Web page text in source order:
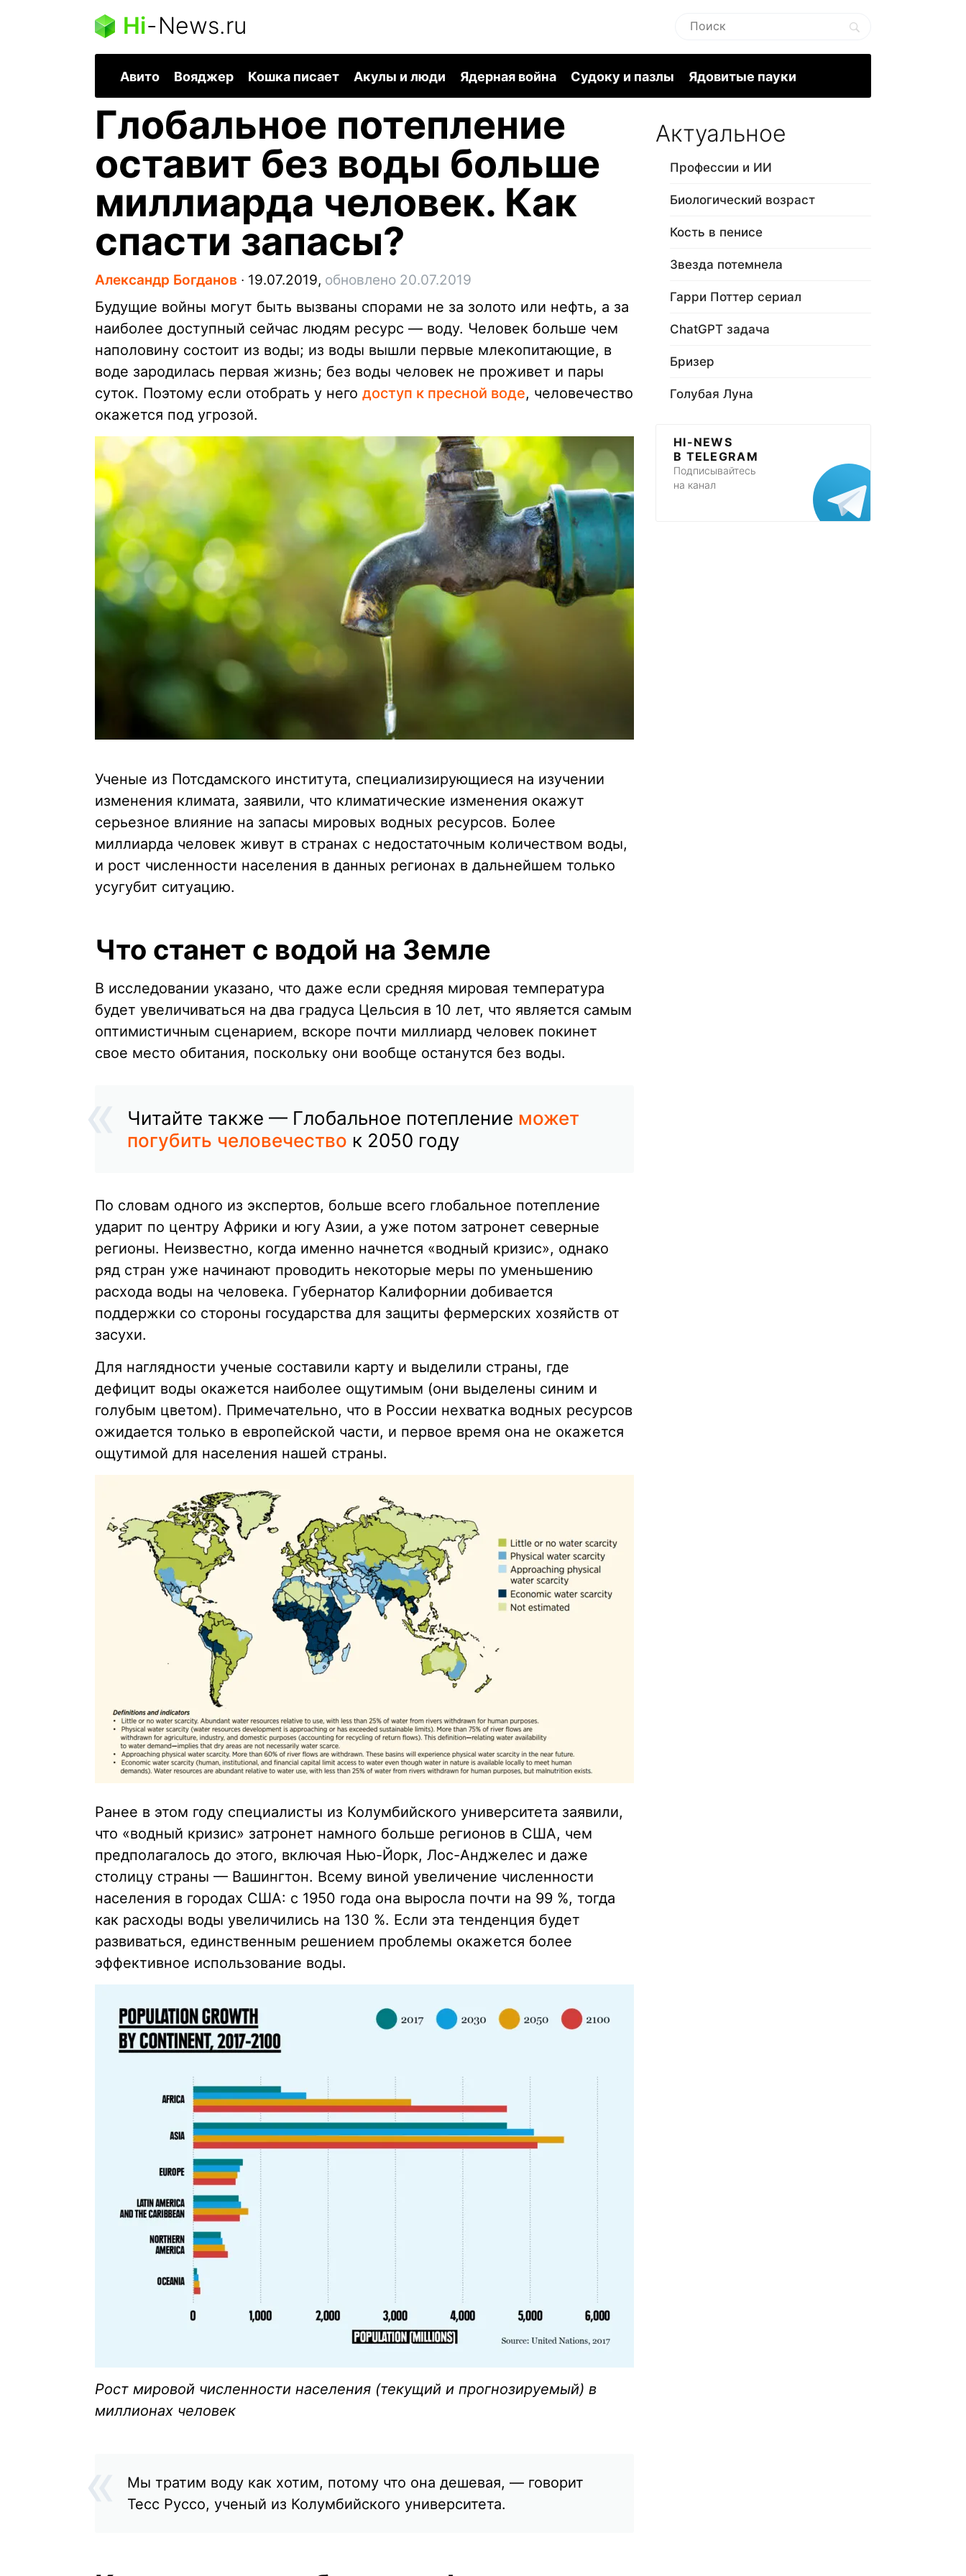
Hi-News.ru
Авито Вояджер Кошка писает Акулы и люди Ядерная война Судоку и пазлы Ядовитые пауки
Глобальное потепление
оставит без воды больше
миллиарда человек. Как
спасти запасы?
Александр Богданов ∙ 19.07.2019, обновлено 20.07.2019
Будущие войны могут быть вызваны спорами не за золото или нефть, а за
наиболее доступный сейчас людям ресурс — воду. Человек больше чем
наполовину состоит из воды; из воды вышли первые млекопитающие, в
воде зародилась первая жизнь; без воды человек не проживет и пары
суток. Поэтому если отобрать у него доступ к пресной воде, человечество
окажется под угрозой.
Ученые из Потсдамского института, специализирующиеся на изучении
изменения климата, заявили, что климатические изменения окажут
серьезное влияние на запасы мировых водных ресурсов. Более
миллиарда человек живут в странах с недостаточным количеством воды,
и рост численности населения в данных регионах в дальнейшем только
усугубит ситуацию.
Что станет с водой на Земле
В исследовании указано, что даже если средняя мировая температура
будет увеличиваться на два градуса Цельсия в 10 лет, что является самым
оптимистичным сценарием, вскоре почти миллиард человек покинет
свое место обитания, поскольку они вообще останутся без воды.
Читайте также — Глобальное потепление может
погубить человечество к 2050 году
По словам одного из экспертов, больше всего глобальное потепление
ударит по центру Африки и югу Азии, а уже потом затронет северные
регионы. Неизвестно, когда именно начнется «водный кризис», однако
ряд стран уже начинают проводить некоторые меры по уменьшению
расхода воды на человека. Губернатор Калифорнии добивается
поддержки со стороны государства для защиты фермерских хозяйств от
засухи.
Для наглядности ученые составили карту и выделили страны, где
дефицит воды окажется наиболее ощутимым (они выделены синим и
голубым цветом). Примечательно, что в России нехватка водных ресурсов
ожидается только в европейской части, и первое время она не окажется
ощутимой для населения нашей страны.
Ранее в этом году специалисты из Колумбийского университета заявили,
что «водный кризис» затронет намного больше регионов в США, чем
предполагалось до этого, включая Нью-Йорк, Лос-Анджелес и даже
столицу страны — Вашингтон. Всему виной увеличение численности
населения в городах США: с 1950 года она выросла почти на 99 %, тогда
как расходы воды увеличились на 130 %. Если эта тенденция будет
развиваться, единственным решением проблемы окажется более
эффективное использование воды.
Рост мировой численности населения (текущий и прогнозируемый) в
миллионах человек
Мы тратим воду как хотим, потому что она дешевая, — говорит
Тесс Руссо, ученый из Колумбийского университета.
Актуальное
Профессии и ИИ
Биологический возраст
Кость в пенисе
Звезда потемнела
Гарри Поттер сериал
ChatGPT задача
Бризер
Голубая Луна
HI-NEWS
В TELEGRAM
Подписывайтесь
на канал